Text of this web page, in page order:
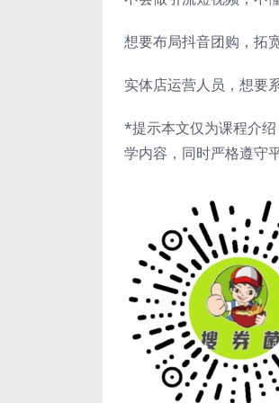
想要布局抖音团购，拓
实体店运营人员，想要
*提示本文仅为课程介
学内容，同时严格遵守